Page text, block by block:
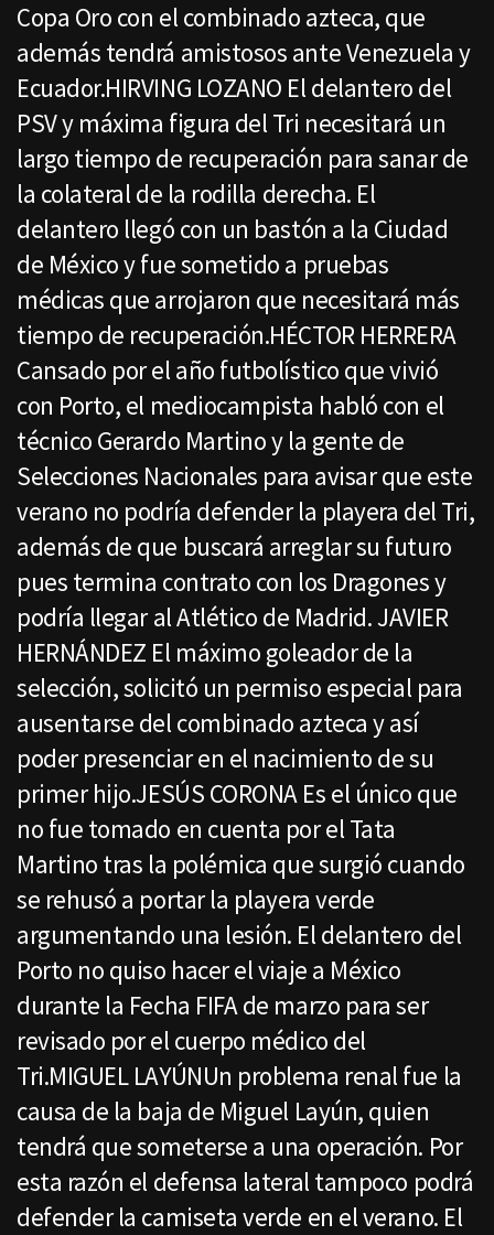
Copa Oro con el combinado azteca, que
además tendrá amistosos ante Venezuela y
Ecuador.HIRVING LOZANO El delantero del
PSV y máxima figura del Tri necesitará un
largo tiempo de recuperación para sanar de
la colateral de la rodilla derecha. El
delantero llegó con un bastón a la Ciudad
de México y fue sometido a pruebas
médicas que arrojaron que necesitará más
tiempo de recuperación.HÉCTOR HERRERA
Cansado por el año futbolístico que vivió
con Porto, el mediocampista habló con el
técnico Gerardo Martino y la gente de
Selecciones Nacionales para avisar que este
verano no podría defender la playera del Tri,
además de que buscará arreglar su futuro
pues termina contrato con los Dragones y
podría llegar al Atlético de Madrid. JAVIER
HERNÁNDEZ El máximo goleador de la
selección, solicitó un permiso especial para
ausentarse del combinado azteca y así
poder presenciar en el nacimiento de su
primer hijo.JESÚS CORONA Es el único que
no fue tomado en cuenta por el Tata
Martino tras la polémica que surgió cuando
se rehusó a portar la playera verde
argumentando una lesión. El delantero del
Porto no quiso hacer el viaje a México
durante la Fecha FIFA de marzo para ser
revisado por el cuerpo médico del
Tri.MIGUEL LAYÚNUn problema renal fue la
causa de la baja de Miguel Layún, quien
tendrá que someterse a una operación. Por
esta razón el defensa lateral tampoco podrá
defender la camiseta verde en el verano. El